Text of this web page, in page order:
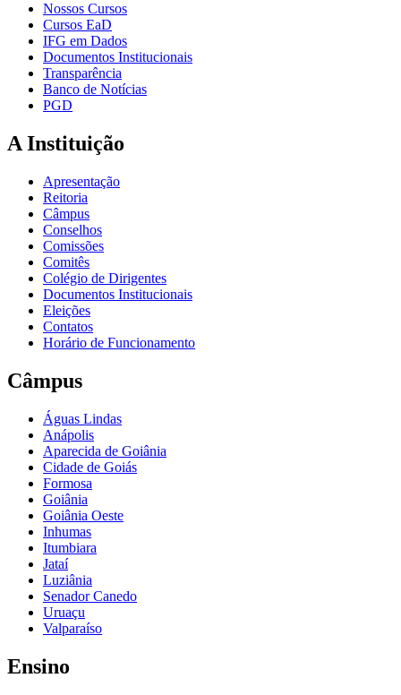
Nossos Cursos
Cursos EaD
IFG em Dados
Documentos Institucionais
Transparência
Banco de Notícias
PGD
A Instituição
Apresentação
Reitoria
Câmpus
Conselhos
Comissões
Comitês
Colégio de Dirigentes
Documentos Institucionais
Eleições
Contatos
Horário de Funcionamento
Câmpus
Águas Lindas
Anápolis
Aparecida de Goiânia
Cidade de Goiás
Formosa
Goiânia
Goiânia Oeste
Inhumas
Itumbiara
Jataí
Luziânia
Senador Canedo
Uruaçu
Valparaíso
Ensino